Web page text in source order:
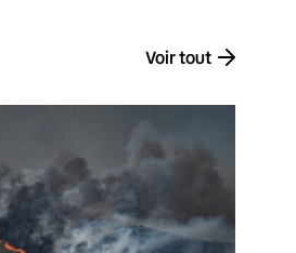
Voir tout